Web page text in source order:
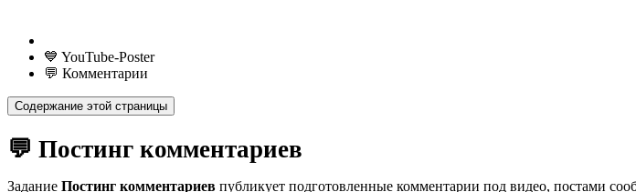
💙 YouTube-Poster
💬 Комментарии
Содержание этой страницы
💬 Постинг комментариев
Задание Постинг комментариев публикует подготовленные комментарии под видео, постами